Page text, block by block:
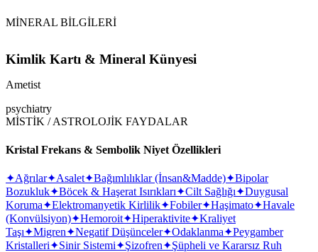
MİNERAL BİLGİLERİ
Kimlik Kartı & Mineral Künyesi
Ametist
psychiatry
MİSTİK / ASTROLOJİK FAYDALAR
Kristal Frekans & Sembolik Niyet Özellikleri
✦Ağrılar✦Asalet✦Bağımlılıklar (İnsan&Madde)✦Bipolar
Bozukluk✦Böcek & Haşerat Isırıkları✦Cilt Sağlığı✦Duygusal
Koruma✦Elektromanyetik Kirlilik✦Fobiler✦Haşimato✦Havale
(Konvülsiyon)✦Hemoroit✦Hiperaktivite✦Kraliyet
Taşı✦Migren✦Negatif Düşünceler✦Odaklanma✦Peygamber
Kristalleri✦Sinir Sistemi✦Şizofren✦Şüpheli ve Kararsız Ruh